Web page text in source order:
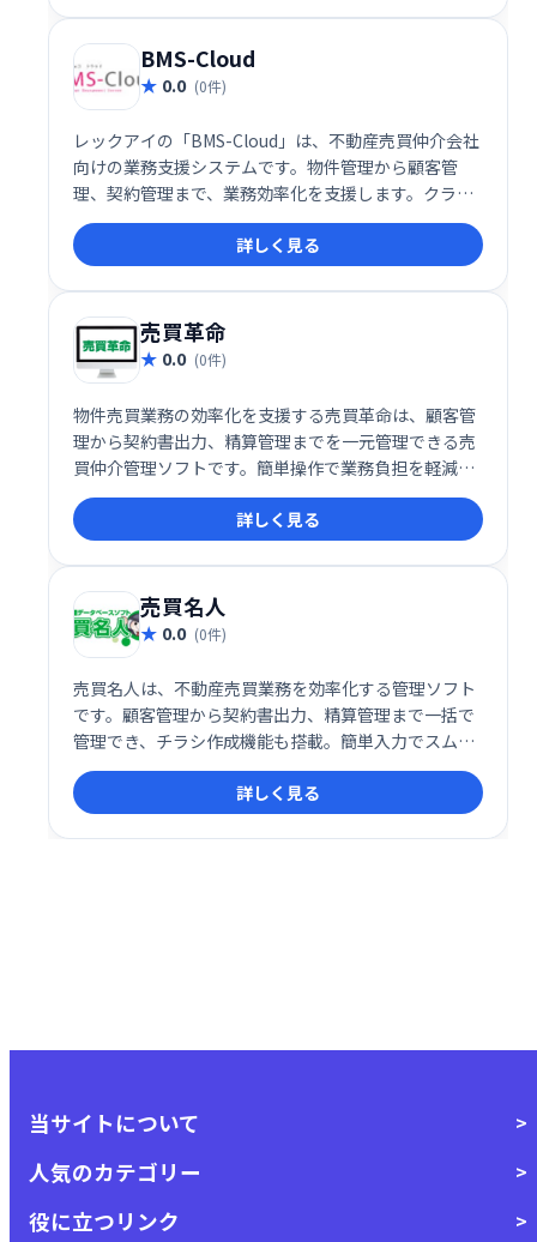
BMS-Cloud
0.0 (0件)
レックアイの「BMS-Cloud」は、不動産売買仲介会社
向けの業務支援システムです。物件管理から顧客管
理、契約管理まで、業務効率化を支援します。クラウ
ド型なので場所を選ばずアクセス可能。生産性向上と
業務の省力化を実現し、スムーズな業務フローを構築
できます。
詳しく見る
売買革命
0.0 (0件)
物件売買業務の効率化を支援する売買革命は、顧客管
理から契約書出力、精算管理までを一元管理できる売
買仲介管理ソフトです。簡単操作で業務負担を軽減
し、チラシ作成や収益物件管理にも対応。売買仲介業
務の決定版として、スムーズな業務フローを実現しま
す。
詳しく見る
売買名人
0.0 (0件)
売買名人は、不動産売買業務を効率化する管理ソフト
です。顧客管理から契約書出力、精算管理まで一括で
管理でき、チラシ作成機能も搭載。簡単入力でスムー
ズな業務を実現し、収益物件管理にも対応。売買仲介
業務の効率化、生産性向上に最適なシステムです。
詳しく見る
当サイトについて
人気のカテゴリー
役に立つリンク